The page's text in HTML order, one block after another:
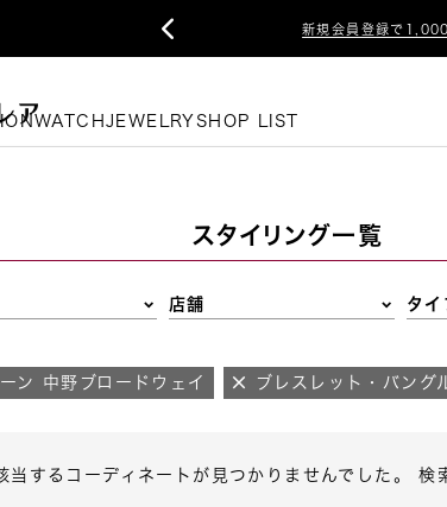
新規会員登録で

WATCHJEWELRY SHOP LIST
スタイリング一覧
店舗 タイ
ン 中野ブロードウェイ ブレスレット・バング
当するコーディネートが見つかりませんでした。 検